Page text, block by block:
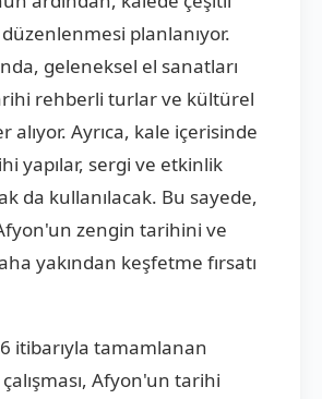
planlanıyor.
geleneksel el sanatları
rehberli turlar ve kültürel
alıyor. Ayrıca, kale içerisinde
yapılar, sergi ve etkinlik
da kullanılacak. Bu sayede,
zengin tarihini ve
yakından keşfetme fırsatı
itibarıyla tamamlanan
Afyon'un tarihi